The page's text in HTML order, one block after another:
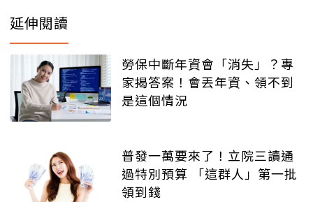
延伸閱讀
勞保中斷年資會「消失」？專
家揭答案！會丟年資、領不到
是這個情況
普發一萬要來了！立院三讀通
過特別預算 「這群人」第一批
領到錢